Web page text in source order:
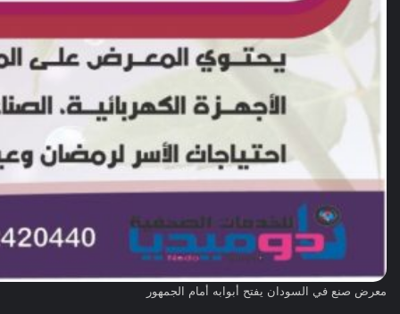
معرض صنع في السودان يفتح أبوابه أمام الجمهور